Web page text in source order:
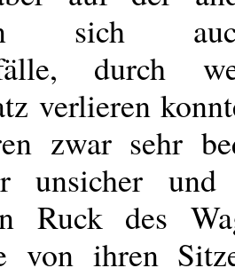
sich
durch
verlieren
zwar sehr
unsicher
Ruck des
von ihren